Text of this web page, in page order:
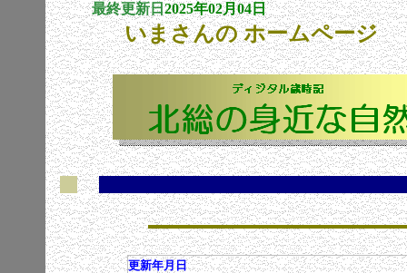
最終更新日2025年02月04日
いまさんの ホームページ
更新年月日